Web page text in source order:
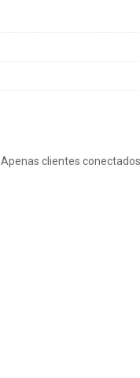
Apenas clientes